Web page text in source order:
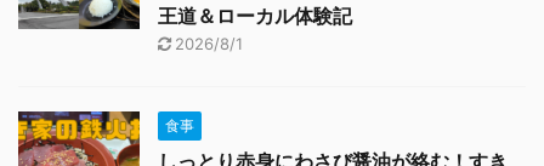
王道＆ローカル体験記
2026/8/1
食事
しっとり赤身にわさび醤油が絡む！すき